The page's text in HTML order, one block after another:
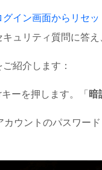
グイン画面からリセッ
ュリティ質問に答え
紹介します：
ーを押します。「暗
ウントのパスワー